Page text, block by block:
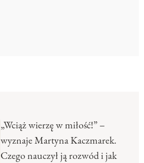
„Wciąż wierzę w miłość!” –
wyznaje Martyna Kaczmarek.
Czego nauczył ją rozwód i jak